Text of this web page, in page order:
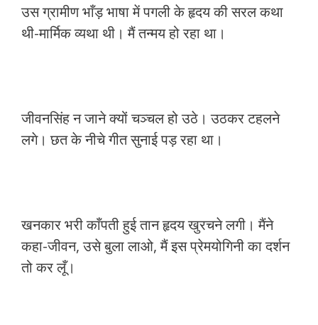
उस ग्रामीण भाँड़ भाषा में पगली के हृदय की सरल कथा
थी-मार्मिक व्यथा थी। मैं तन्मय हो रहा था।
जीवनसिंह न जाने क्यों चञ्चल हो उठे। उठकर टहलने
लगे। छत के नीचे गीत सुनाई पड़ रहा था।
खनकार भरी काँपती हुई तान हृदय खुरचने लगी। मैंने
कहा-जीवन, उसे बुला लाओ, मैं इस प्रेमयोगिनी का दर्शन
तो कर लूँ।